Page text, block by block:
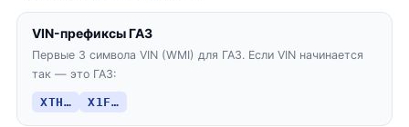
VIN-префиксы ГАЗ
Первые 3 символа VIN (WMI) для ГАЗ. Если VIN начинается
так — это ГАЗ:
XTH… X1F…